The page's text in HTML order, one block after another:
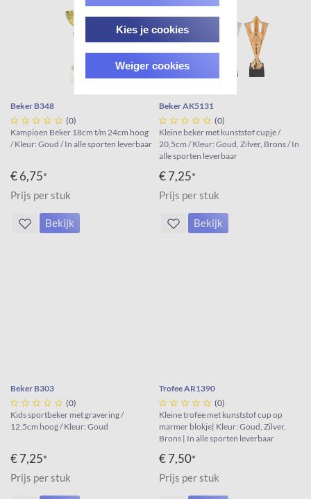
Beker B348
     (0)
Kampioen Beker 18cm t/m 24cm hoog
/ Kleur: Goud / In alle sporten leverbaar
€ 6,75*
Prijs per stuk
Bekijk
Beker AK5131
     (0)
Kleine beker met kunststof cupje /
20,5cm / Kleur: Goud, Zilver, Brons / In
alle sporten leverbaar
€ 7,25*
Prijs per stuk
Bekijk
Beker B303
     (0)
Kids sportbeker met gravering /
12,5cm hoog / Kleur: Goud
€ 7,25*
Prijs per stuk
Trofee AR1390
     (0)
Kleine trofee met kunststof cup op
marmer blokje| Kleur: Goud, Zilver,
Brons | In alle sporten leverbaar
€ 7,50*
Prijs per stuk
Kies je cookies
Weiger cookies